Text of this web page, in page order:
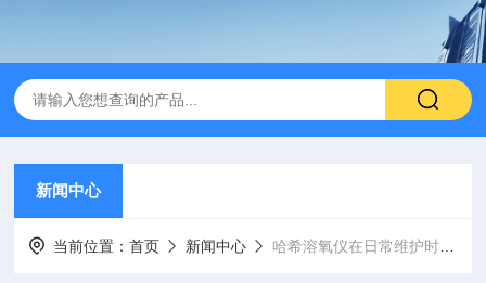
新闻中心
当前位置：首页 新闻中心 哈希溶氧仪在日常维护时应注意的事项介绍